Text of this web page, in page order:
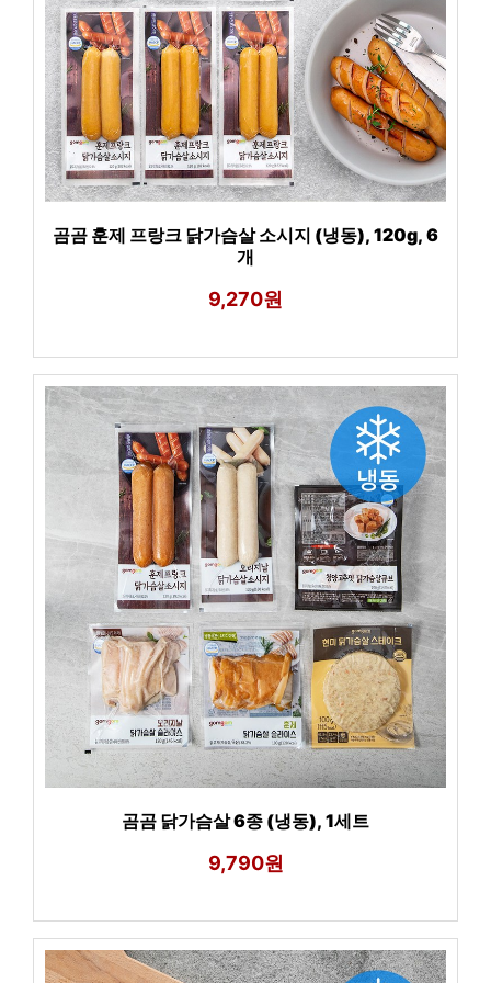
곰곰 훈제 프랑크 닭가슴살 소시지 (냉동), 120g, 6
개
9,270원
곰곰 닭가슴살 6종 (냉동), 1세트
9,790원